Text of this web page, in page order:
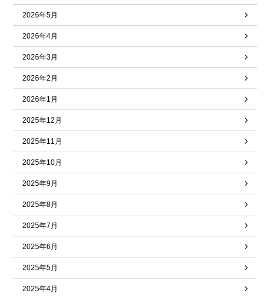
2026年5月
2026年4月
2026年3月
2026年2月
2026年1月
2025年12月
2025年11月
2025年10月
2025年9月
2025年8月
2025年7月
2025年6月
2025年5月
2025年4月